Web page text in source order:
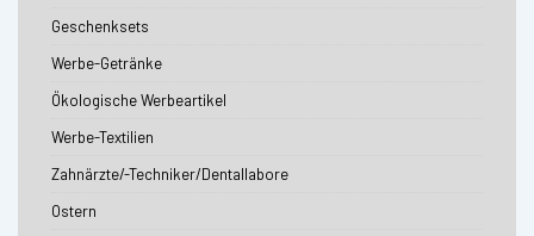
Geschenksets
Werbe-Getränke
Ökologische Werbeartikel
Werbe-Textilien
Zahnärzte/-Techniker/Dentallabore
Ostern